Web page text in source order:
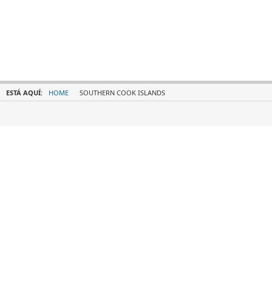
ESTÁ AQUÍ: HOME SOUTHERN COOK ISLANDS